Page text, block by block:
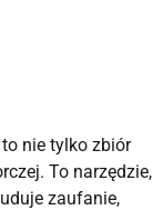
nie tylko zbiór
To narzędzie,
zaufanie,